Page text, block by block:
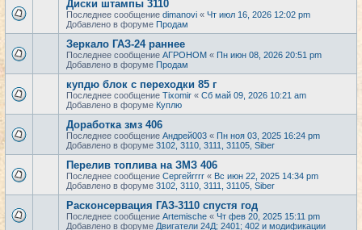
Диски штампы 3110
Последнее сообщение dimanovi « Чт июл 16, 2026 12:02 pm
Добавлено в форуме Продам
Зеркало ГАЗ-24 раннее
Последнее сообщение АГРОНОМ « Пн июн 08, 2026 20:51 pm
Добавлено в форуме Продам
купдю блок с переходки 85 г
Последнее сообщение Tixomir « Сб май 09, 2026 10:21 am
Добавлено в форуме Куплю
Доработка змз 406
Последнее сообщение Андрей003 « Пн ноя 03, 2025 16:24 pm
Добавлено в форуме 3102, 3110, 3111, 31105, Siber
Перелив топлива на ЗМЗ 406
Последнее сообщение Сергейrrrr « Вс июн 22, 2025 14:34 pm
Добавлено в форуме 3102, 3110, 3111, 31105, Siber
Расконсервация ГАЗ-3110 спустя год
Последнее сообщение Artemische « Чт фев 20, 2025 15:11 pm
Добавлено в форуме Двигатели 24Д; 2401; 402 и модификации